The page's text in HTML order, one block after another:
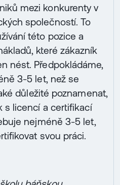
mezi konkurenty v
společností. To
této pozice a
které zákazník
nést. Předpokládáme,
3-5 let, než se
důležité poznamenat,
s licencí a certifikací
nejméně 3-5 let,
svou práci.